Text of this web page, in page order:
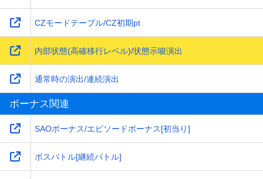
CZモードテーブル/CZ初期pt
内部状態(高確移行レベル)/状態示唆演出
通常時の演出/連続演出
ボーナス関連
SAOボーナス/エピソードボーナス[初当り]
ボスバトル[継続バトル]